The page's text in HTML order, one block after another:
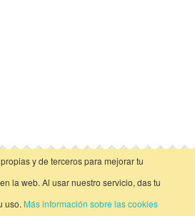
y de terceros para mejorar tu
la web. Al usar nuestro servicio, das tu
uso. Más información sobre las cookies
vista clásica